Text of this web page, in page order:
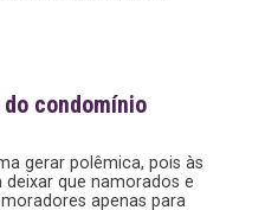
condomínio
gerar polêmica, pois às
que namorados e
apenas para